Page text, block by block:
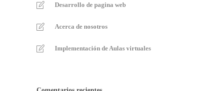
Desarrollo de pagina web
Acerca de nosotros
Implementación de Aulas virtuales